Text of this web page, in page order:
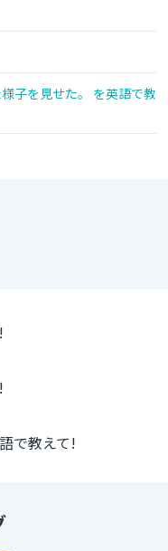
子を見せた。 を英語で教
で教えて!